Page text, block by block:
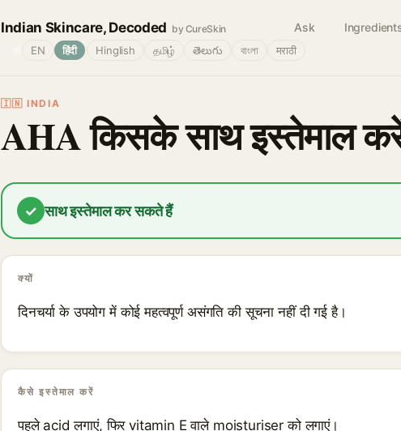
Indian Skincare, Decoded by CureSkin Ask
EN हिंदी Hinglish தமிழ் తెలుగు বাংলা मराठी
🇮🇳 INDIA
AHA किसके साथ इस्तेमाल
✓ साथ इस्तेमाल कर सकते हैं
क्यों
दिनचर्या के उपयोग में कोई महत्वपूर्ण असंगति की सूचना नहीं दी गई है।
कैसे इस्तेमाल करें
पहले acid लगाएं, फिर vitamin E वाले moisturiser को लगाएं।